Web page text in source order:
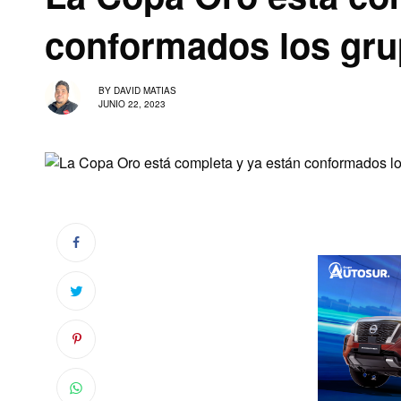
conformados los
BY DAVID MATIAS
JUNIO 22, 2023